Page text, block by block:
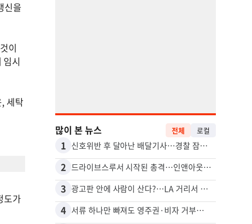
신을
이
임시
세탁
도가
많이 본 뉴스 전체 로컬
1 신호위반 후 달아난 배달기사…경찰 잠복해 잡고보니 ‘반전’
2 드라이브스루서 시작된 총격…인앤아웃 참사 영상 공개
3 광고판 안에 사람이 산다?…LA 거리서 화제
4 서류 하나만 빠져도 영주권·비자 거부…심사관 재량권 대폭 확대